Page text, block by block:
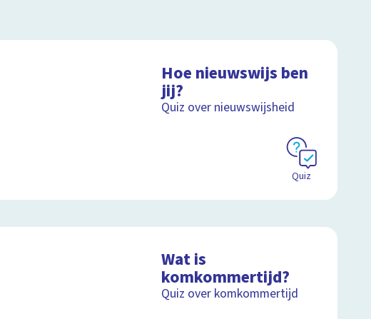
Hoe nieuwswijs ben
jij?
Quiz over nieuwswijsheid
Quiz
Wat is
komkommertijd?
Quiz over komkommertijd